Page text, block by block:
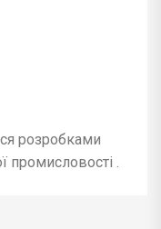
розробками
промисловості .